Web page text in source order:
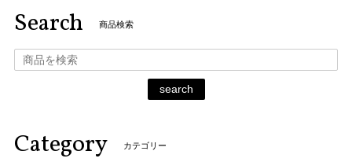
Search 商品検索
search
Category カテゴリー